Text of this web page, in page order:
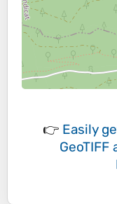
👉 Easily
GeoTIFF